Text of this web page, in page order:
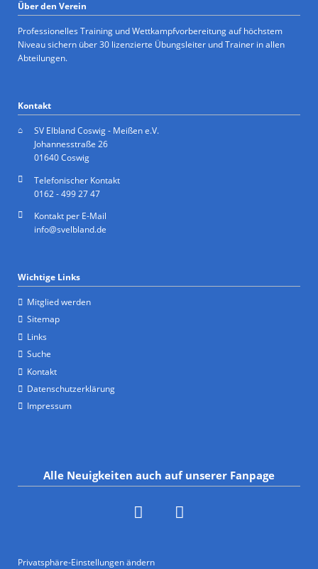
Über den Verein
Professionelles Training und Wettkampfvorbereitung auf höchstem
Niveau sichern über 30 lizenzierte Übungsleiter und Trainer in allen
Abteilungen.
Kontakt
SV Elbland Coswig - Meißen e.V.
Johannesstraße 26
01640 Coswig
Telefonischer Kontakt
0162 - 499 27 47
Kontakt per E-Mail
info@svelbland.de
Wichtige Links
Mitglied werden
Sitemap
Links
Suche
Kontakt
Datenschutzerklärung
Impressum
Alle Neuigkeiten auch auf unserer Fanpage
Privatsphäre-Einstellungen ändern